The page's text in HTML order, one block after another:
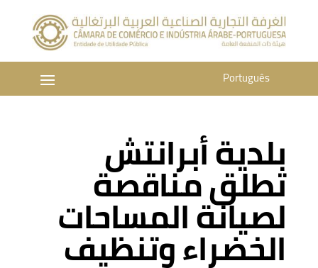
Português
بلدية أبرانتش
تطلق مناقصة
لصيانة المساحات
الخضراء وتنظيف